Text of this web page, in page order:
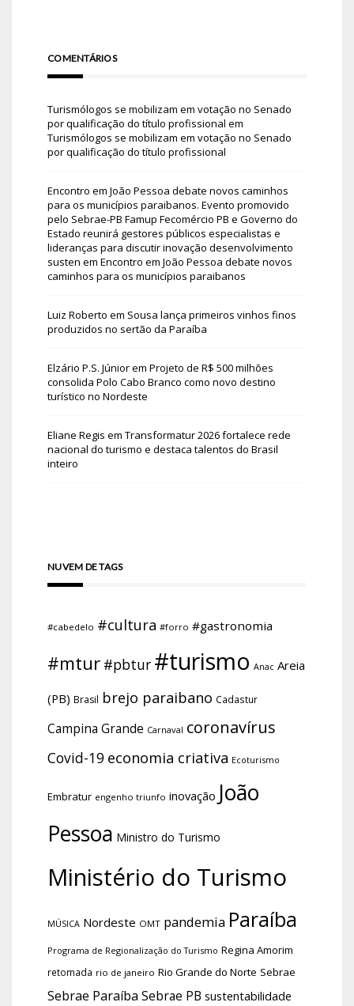
COMENTÁRIOS
Turismólogos se mobilizam em votação no Senado
por qualificação do título profissional em
Turismólogos se mobilizam em votação no Senado
por qualificação do título profissional
Encontro em João Pessoa debate novos caminhos
para os municípios paraibanos. Evento promovido
pelo Sebrae-PB Famup Fecomércio PB e Governo do
Estado reunirá gestores públicos especialistas e
lideranças para discutir inovação desenvolvimento
susten em Encontro em João Pessoa debate novos
caminhos para os municípios paraibanos
Luiz Roberto em Sousa lança primeiros vinhos finos
produzidos no sertão da Paraíba
Elzário P.S. Júniorem Projeto de R$ 500 milhões
consolida Polo Cabo Branco como novo destino
turístico no Nordeste
Eliane Regis em Transformatur 2026 fortalece rede
nacional do turismo e destaca talentos do Brasil
inteiro
NUVEM DE TAGS
#cabedelo #cultura #forro #gastronomia
#mtur #pbtur #turismo Anac Areia
(PB) Brasil brejo paraibano Cadastur
Campina Grande Carnaval coronavírus
Covid-19 economia criativa Ecoturismo
Embratur engenho triunfo inovação João
Pessoa Ministro do Turismo
Ministério do Turismo
MÚSICA Nordeste OMT pandemia Paraíba
Programa de Regionalização do Turismo Regina Amorim
retomada rio de janeiro Rio Grande do Norte Sebrae
Sebrae Paraíba Sebrae PB sustentabilidade